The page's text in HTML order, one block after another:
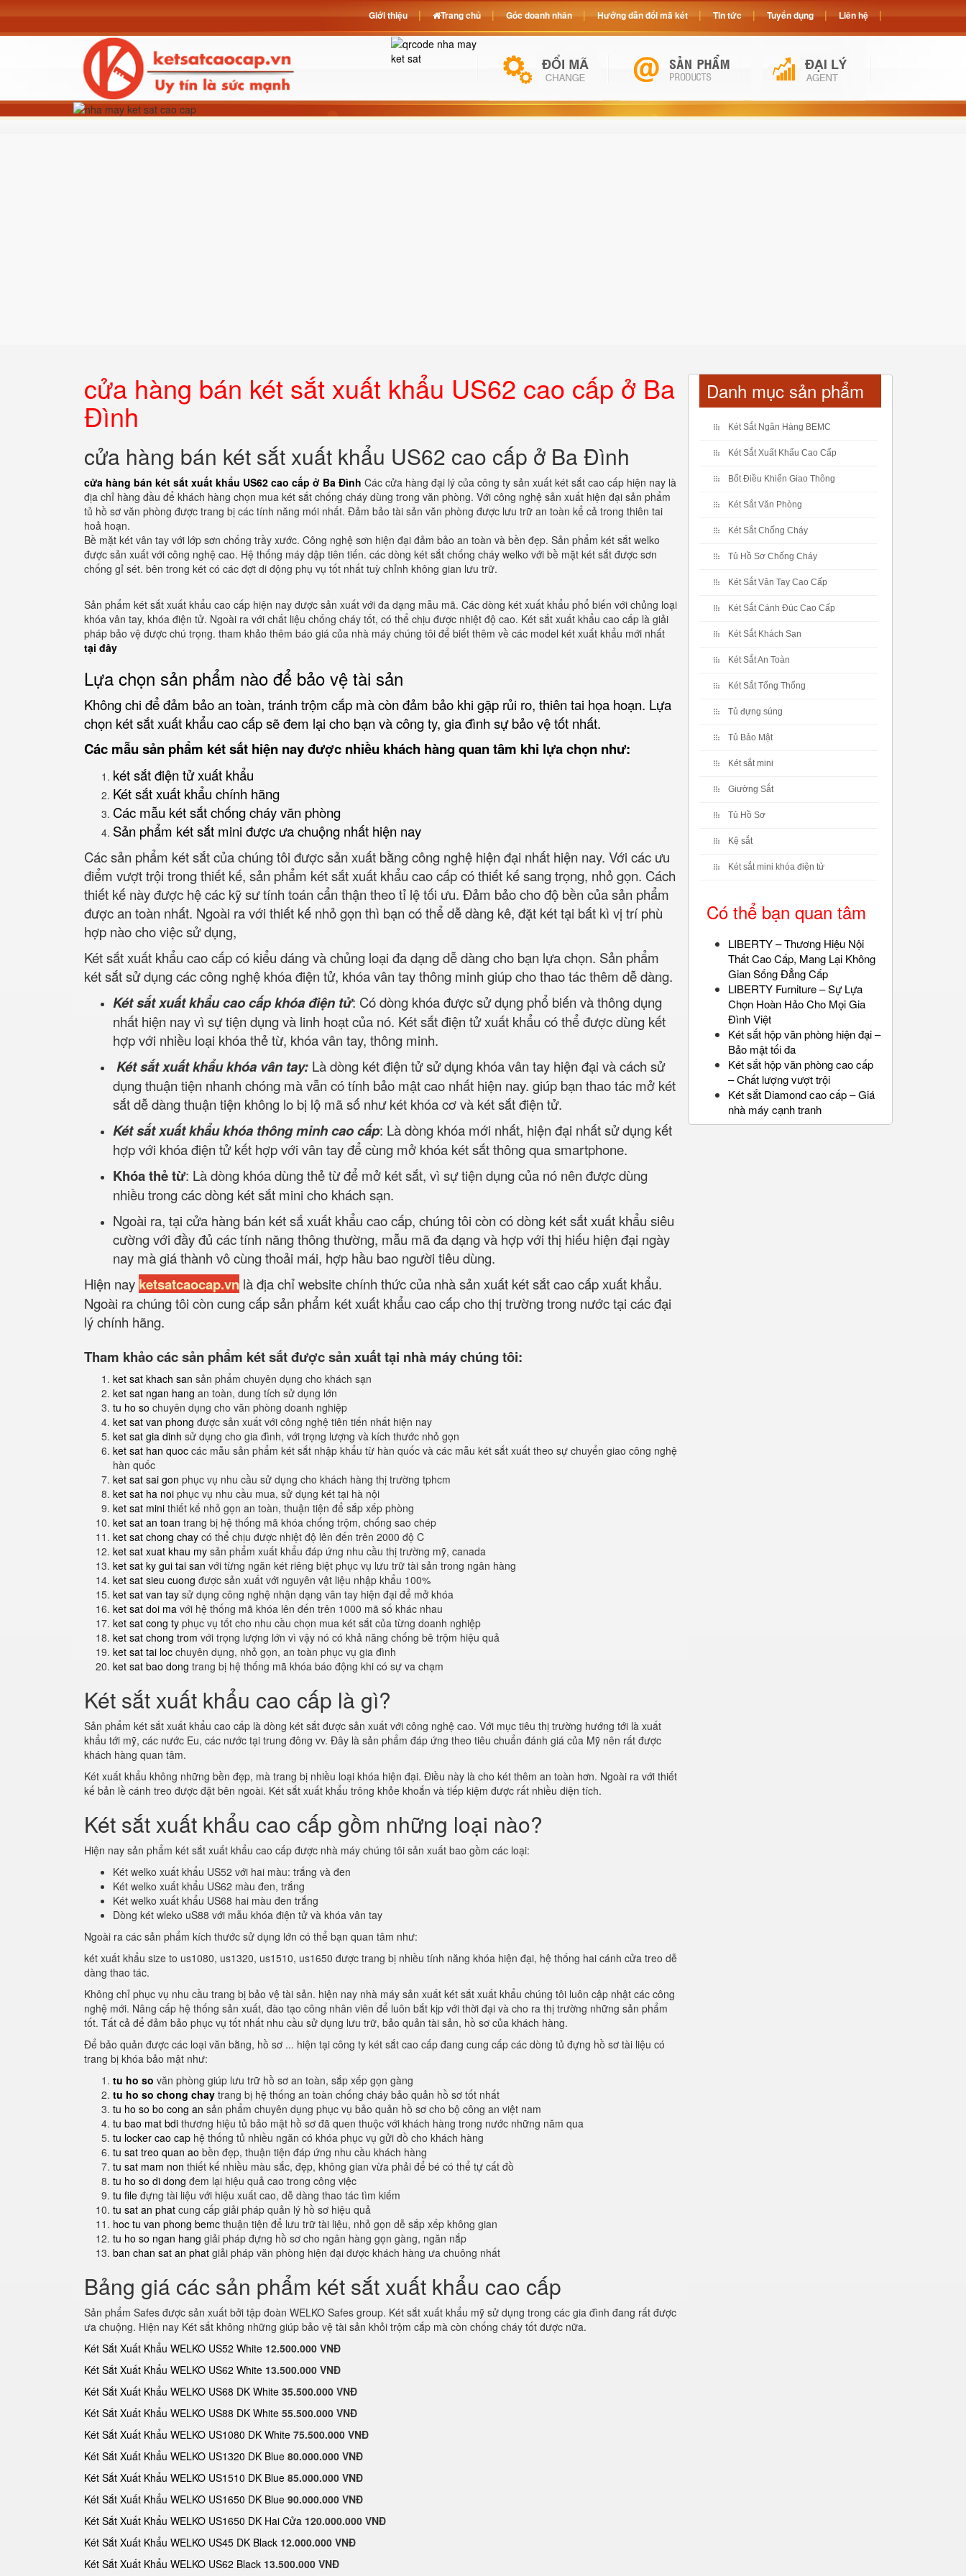
cửa hàng bán két sắt xuất khẩu US62 cao cấp ở Ba
Đình
cửa hàng bán két sắt xuất khẩu US62 cao cấp ở Ba Đình
cửa hàng bán két sắt xuất khẩu US62 cao cấp ở Ba Đình Các cửa hàng đại lý của công ty sản xuất két sắt cao cấp hiện nay là
địa chỉ hàng đầu để khách hàng chọn mua két sắt chống cháy dùng trong văn phòng. Với công nghệ sản xuất hiện đại sản phẩm
tủ hồ sơ văn phòng được trang bị các tính năng mói nhất. Đảm bảo tài sản văn phòng được lưu trữ an toàn kể cả trong thiên tai
hoả hoạn.
Bề mặt két vân tay với lớp sơn chống trầy xước. Công nghệ sơn hiện đại đảm bảo an toàn và bền đẹp. Sản phẩm két sắt welko
được sản xuất với công nghệ cao. Hệ thống máy dập tiên tiến. các dòng két sắt chống cháy welko với bề mặt két sắt được sơn
chống gỉ sét. bên trong két có các đợt di động phụ vụ tốt nhất tuỳ chỉnh không gian lưu trữ.
Sản phẩm két sắt xuất khẩu cao cấp hiện nay được sản xuất với đa dạng mẫu mã. Các dòng két xuất khẩu phổ biến với chủng loại
khóa vân tay, khóa điện tử. Ngoài ra với chất liệu chống cháy tốt, có thể chịu được nhiệt độ cao. Két sắt xuất khẩu cao cấp là giải
pháp bảo vệ được chú trọng. tham khảo thêm báo giá của nhà máy chúng tôi để biết thêm về các model két xuất khẩu mới nhất
tại đây
Lựa chọn sản phẩm nào để bảo vệ tài sản
Không chi để đảm bảo an toàn, tránh trộm cắp mà còn đảm bảo khi gặp rủi ro, thiên tai họa hoạn. Lựa
chọn két sắt xuất khẩu cao cấp sẽ đem lại cho bạn và công ty, gia đình sự bảo vệ tốt nhất.
Các mẫu sản phẩm két sắt hiện nay được nhiều khách hàng quan tâm khi lựa chọn như:
két sắt điện tử xuất khẩu
Két sắt xuất khẩu chính hãng
Các mẫu két sắt chống cháy văn phòng
Sản phẩm két sắt mini được ưa chuộng nhất hiện nay
Các sản phẩm két sắt của chúng tôi được sản xuất bằng công nghệ hiện đại nhất hiện nay. Với các ưu
điểm vượt trội trong thiết kế, sản phẩm két sắt xuất khẩu cao cấp có thiết kế sang trọng, nhỏ gọn. Cách
thiết kế này được hệ các kỹ sư tính toán cẩn thận theo tỉ lệ tối ưu. Đảm bảo cho độ bền của sản phẩm
được an toàn nhất. Ngoài ra với thiết kế nhỏ gọn thì bạn có thể dễ dàng kê, đặt két tại bất kì vị trí phù
hợp nào cho việc sử dụng,
Két sắt xuất khẩu cao cấp có kiểu dáng và chủng loại đa dạng dễ dàng cho bạn lựa chọn. Sản phẩm
két sắt sử dụng các công nghệ khóa điện tử, khóa vân tay thông minh giúp cho thao tác thêm dễ dàng.
Két sắt xuất khẩu cao cấp khóa điện tử: Có dòng khóa được sử dụng phổ biến và thông dụng
nhất hiện nay vì sự tiện dụng và linh hoạt của nó. Két sắt điện tử xuất khẩu có thể được dùng kết
hợp với nhiều loại khóa thẻ từ, khóa vân tay, thông minh.
Két sắt xuất khẩu khóa vân tay: Là dòng két điện tử sử dụng khóa vân tay hiện đại và cách sử
dụng thuận tiện nhanh chóng mà vẫn có tính bảo mật cao nhất hiện nay. giúp bạn thao tác mở két
sắt dễ dàng thuận tiện không lo bị lộ mã số như két khóa cơ và két sắt điện tử.
Két sắt xuất khẩu khóa thông minh cao cấp: Là dòng khóa mới nhất, hiện đại nhất sử dụng kết
hợp với khóa điện tử kết hợp với vân tay để cùng mở khóa két sắt thông qua smartphone.
Khóa thẻ từ: Là dòng khóa dùng thẻ từ để mở két sắt, vì sự tiện dụng của nó nên được dùng
nhiều trong các dòng két sắt mini cho khách sạn.
Ngoài ra, tại cửa hàng bán két sắ xuất khẩu cao cấp, chúng tôi còn có dòng két sắt xuất khẩu siêu
cường với đầy đủ các tính năng thông thường, mẫu mã đa dạng và hợp với thị hiếu hiện đại ngày
nay mà giá thành vô cùng thoải mái, hợp hầu bao người tiêu dùng.
Hiện nay ketsatcaocap.vn là địa chỉ website chính thức của nhà sản xuất két sắt cao cấp xuất khẩu.
Ngoài ra chúng tôi còn cung cấp sản phẩm két xuất khẩu cao cấp cho thị trường trong nước tại các đại
lý chính hãng.
Tham khảo các sản phẩm két sắt được sản xuất tại nhà máy chúng tôi:
ket sat khach san sản phẩm chuyên dụng cho khách sạn
ket sat ngan hang an toàn, dung tích sử dụng lớn
tu ho so chuyên dụng cho văn phòng doanh nghiệp
ket sat van phong được sản xuất với công nghệ tiên tiến nhất hiện nay
ket sat gia dinh sử dụng cho gia đình, với trọng lượng và kích thước nhỏ gọn
ket sat han quoc các mẫu sản phẩm két sắt nhập khẩu từ hàn quốc và các mẫu két sắt xuất theo sự chuyển giao công nghệ
hàn quốc
ket sat sai gon phục vụ nhu cầu sử dụng cho khách hàng thị trường tphcm
ket sat ha noi phục vụ nhu cầu mua, sử dụng két tại hà nội
ket sat mini thiết kế nhỏ gọn an toàn, thuận tiện để sắp xếp phòng
ket sat an toan trang bị hệ thống mã khóa chống trộm, chống sao chép
ket sat chong chay có thể chịu được nhiệt độ lên đến trên 2000 độ C
ket sat xuat khau my sản phẩm xuất khẩu đáp ứng nhu cầu thị trường mỹ, canada
ket sat ky gui tai san với từng ngăn két riêng biệt phục vụ lưu trữ tài sản trong ngân hàng
ket sat sieu cuong được sản xuất với nguyên vật liệu nhập khẩu 100%
ket sat van tay sử dụng công nghệ nhận dạng vân tay hiện đại để mở khóa
ket sat doi ma với hệ thống mã khóa lên đến trên 1000 mã số khác nhau
ket sat cong ty phục vụ tốt cho nhu cầu chọn mua két sắt của từng doanh nghiệp
ket sat chong trom với trọng lượng lớn vì vậy nó có khả năng chống bê trộm hiệu quả
ket sat tai loc chuyên dụng, nhỏ gọn, an toàn phục vụ gia đình
ket sat bao dong trang bị hệ thống mã khóa báo động khi có sự va chạm
Két sắt xuất khẩu cao cấp là gì?
Sản phẩm két sắt xuất khẩu cao cấp là dòng két sắt được sản xuất với công nghệ cao. Với mục tiêu thị trường hướng tới là xuất
khẩu tới mỹ, các nước Eu, các nước tại trung đông vv. Đây là sản phẩm đáp ứng theo tiêu chuẩn đánh giá của Mỹ nên rất được
khách hàng quan tâm.
Két xuất khẩu không những bền đẹp, mà trang bị nhiều loại khóa hiện đại. Điều này là cho két thêm an toàn hơn. Ngoài ra với thiết
kế bản lề cánh treo được đặt bên ngoài. Két sắt xuất khẩu trông khỏe khoắn và tiếp kiệm được rất nhiều diện tích.
Két sắt xuất khẩu cao cấp gồm những loại nào?
Hiện nay sản phẩm két sắt xuất khẩu cao cấp được nhà máy chúng tôi sản xuất bao gồm các loại:
Két welko xuất khẩu US52 với hai màu: trắng và đen
Két welko xuất khẩu US62 màu đen, trắng
Két welko xuất khẩu US68 hai màu đen trắng
Dòng két wleko uS88 với mẫu khóa điện tử và khóa vân tay
Ngoài ra các sản phẩm kích thước sử dụng lớn có thể bạn quan tâm như:
két xuất khẩu size to us1080, us1320, us1510, us1650 được trang bị nhiều tính năng khóa hiện đại, hệ thống hai cánh cửa treo dễ
dàng thao tác.
Không chỉ phục vụ nhu cầu trang bị bảo vệ tài sản. hiện nay nhà máy sản xuất két sắt xuất khẩu chúng tôi luôn cập nhật các công
nghệ mới. Nâng cấp hệ thống sản xuất, đào tạo công nhân viên để luôn bắt kịp với thời đại và cho ra thị trường những sản phẩm
tốt. Tất cả để đảm bảo phục vụ tốt nhất nhu cầu sử dụng lưu trữ, bảo quản tài sản, hồ sơ của khách hàng.
Để bảo quản được các loại văn bằng, hồ sơ ... hiện tại công ty két sắt cao cấp đang cung cấp các dòng tủ đựng hồ sơ tài liệu có
trang bị khóa bảo mật như:
tu ho so văn phòng giúp lưu trữ hồ sơ an toàn, sắp xếp gọn gàng
tu ho so chong chay trang bị hệ thống an toàn chống cháy bảo quản hồ sơ tốt nhất
tu ho so bo cong an sản phẩm chuyên dụng phục vụ bảo quản hồ sơ cho bộ công an việt nam
tu bao mat bdi thương hiệu tủ bảo mật hồ sơ đã quen thuộc với khách hàng trong nước những năm qua
tu locker cao cap hệ thống tủ nhiều ngăn có khóa phục vụ gửi đồ cho khách hàng
tu sat treo quan ao bền đẹp, thuận tiện đáp ứng nhu cầu khách hàng
tu sat mam non thiết kế nhiều màu sắc, đẹp, không gian vừa phải để bé có thể tự cất đồ
tu ho so di dong đem lại hiệu quả cao trong công việc
tu file đựng tài liệu với hiệu xuất cao, dễ dàng thao tác tìm kiếm
tu sat an phat cung cấp giải pháp quản lý hồ sơ hiệu quả
hoc tu van phong bemc thuận tiện để lưu trữ tài liệu, nhỏ gọn dễ sắp xếp không gian
tu ho so ngan hang giải pháp đựng hồ sơ cho ngân hàng gọn gàng, ngăn nắp
ban chan sat an phat giải pháp văn phòng hiện đại được khách hàng ưa chuông nhất
Bảng giá các sản phẩm két sắt xuất khẩu cao cấp
Sản phẩm Safes được sản xuất bởi tập đoàn WELKO Safes group. Két sắt xuất khẩu mỹ sử dụng trong các gia đình đang rất được
ưa chuộng. Hiện nay Két sắt không những giúp bảo vệ tài sản khỏi trộm cắp mà còn chống cháy tốt được nữa.
Két Sắt Xuất Khẩu WELKO US52 White 12.500.000 VNĐ
Két Sắt Xuất Khẩu WELKO US62 White 13.500.000 VNĐ
Két Sắt Xuất Khẩu WELKO US68 DK White 35.500.000 VNĐ
Két Sắt Xuất Khẩu WELKO US88 DK White 55.500.000 VNĐ
Két Sắt Xuất Khẩu WELKO US1080 DK White 75.500.000 VNĐ
Két Sắt Xuất Khẩu WELKO US1320 DK Blue 80.000.000 VNĐ
Két Sắt Xuất Khẩu WELKO US1510 DK Blue 85.000.000 VNĐ
Két Sắt Xuất Khẩu WELKO US1650 DK Blue 90.000.000 VNĐ
Két Sắt Xuất Khẩu WELKO US1650 DK Hai Cửa 120.000.000 VNĐ
Két Sắt Xuất Khẩu WELKO US45 DK Black 12.000.000 VNĐ
Két Sắt Xuất Khẩu WELKO US62 Black 13.500.000 VNĐ
Danh mục sản phẩm
Két Sắt Ngân Hàng BEMC
Két Sắt Xuất Khẩu Cao Cấp
Bốt Điều Khiển Giao Thông
Két Sắt Văn Phòng
Két Sắt Chống Cháy
Tủ Hồ Sơ Chống Cháy
Két Sắt Vân Tay Cao Cấp
Két Sắt Cánh Đúc Cao Cấp
Két Sắt Khách Sạn
Két Sắt An Toàn
Két Sắt Tổng Thống
Tủ đựng súng
Tủ Bảo Mật
Két sắt mini
Giường Sắt
Tủ Hồ Sơ
Kệ sắt
Két sắt mini khóa điện tử
Có thể bạn quan tâm
LIBERTY – Thương Hiệu Nội
Thất Cao Cấp, Mang Lại Không
Gian Sống Đẳng Cấp
LIBERTY Furniture – Sự Lựa
Chọn Hoàn Hảo Cho Mọi Gia
Đình Việt
Két sắt hộp văn phòng hiện đại –
Bảo mật tối đa
Két sắt hộp văn phòng cao cấp
– Chất lượng vượt trội
Két sắt Diamond cao cấp – Giá
nhà máy cạnh tranh
Giới thiệu Trang chủ Góc doanh nhân Hướng dẫn đổi mã két Tin tức Tuyển dụng Liên hệ